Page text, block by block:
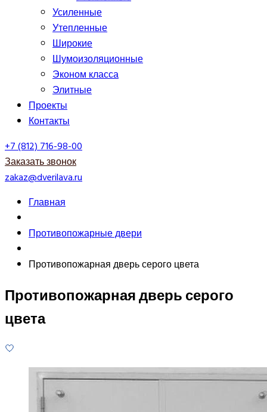
Усиленные
Утепленные
Широкие
Шумоизоляционные
Эконом класса
Элитные
Проекты
Контакты
+7 (812) 716-98-00
Заказать звонок
zakaz@dverilava.ru
Главная
Противопожарные двери
Противопожарная дверь серого цвета
Противопожарная дверь серого
цвета